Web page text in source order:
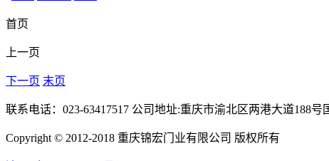
首页
上一页
下一页 末页
联系电话：023-63417517 公司地址:重庆市渝北区两港大道188号
Copyright © 2012-2018 重庆锦宏门业有限公司 版权所有